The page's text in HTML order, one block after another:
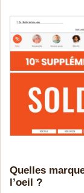
Quelles
l’oeil ?